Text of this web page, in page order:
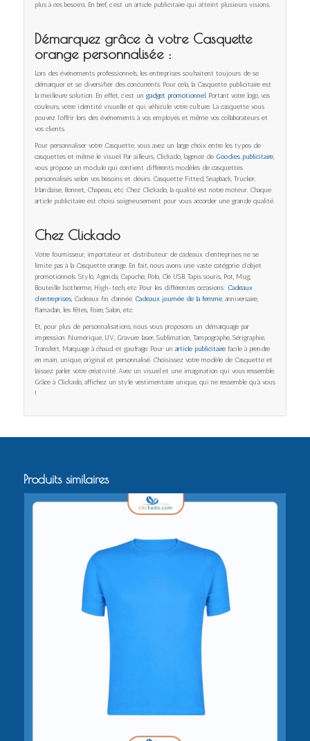
plus à ces besoins. En bref, c’est un article publicitaire qui atteint plusieurs visions.
Démarquez grâce à votre Casquette
orange personnalisée :
Lors des événements professionnels, les entreprises souhaitent toujours de se
démarquer et se diversifier des concurrents. Pour cela, la Casquette publicitaire est
la meilleure solution. En effet, c’est un gadget promotionnel. Portant votre logo, vos
couleurs, votre identité visuelle et qui véhicule votre culture. La casquette vous
pouvez l’offrir lors des événements à vos employés et même vos collaborateurs et
vos clients.
Pour personnaliser votre Casquette, vous avez un large choix entre les types de
casquettes et même le visuel. Par ailleurs, Clickado, l’agence deGoodies publicitaire,
vous propose un module qui contient différents modèles de casquettes
personnalisés selon vos besoins et désirs. Casquette Fitted, Snapback, Trucker,
Irlandaise, Bonnet, Chapeau, etc. Chez Clickado, la qualité est notre moteur. Chaque
article publicitaire est choisi soigneusement pour vous accorder une grande qualité.
Chez Clickado
Votre fournisseur, importateur et distributeur de cadeaux d’entreprises ne se
limite pas à la Casquette orange. En fait, nous avons une vaste catégorie d’objet
promotionnels. Stylo, Agenda, Capuche, Polo, Clé USB. Tapis souris, Pot, Mug,
Bouteille Isotherme, High-tech, etc. Pour les différentes occasions: Cadeaux
d’entreprises, Cadeaux fin d’année. Cadeaux journée de la femme, anniversaire,
Ramadan, les fêtes, Foire, Salon, etc.
Et, pour plus de personnalisations, nous vous proposons un démarquage par
impression. Numérique, UV, Gravure laser, Sublimation, Tampographe, Sérigraphie,
Transfert, Marquage à chaud. et gaufrage. Pour un article publicitairefacile à prendre
en main, unique, original. et personnalisé. Choisissez votre modèle de Casquette et
laissez parler votre créativité. Avec un visuel et une imagination qui vous ressemble.
Grâce à Clickado, affichez un style vestimentaire unique, qui ne ressemble qu’à vous
!
Produits similaires